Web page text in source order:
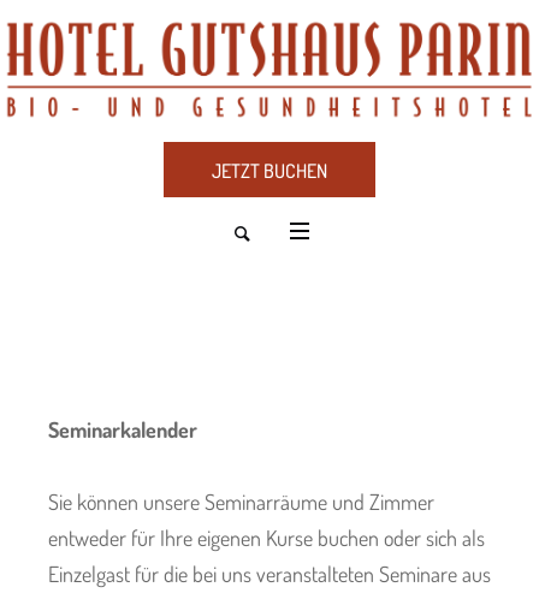
JETZT BUCHEN
Seminarkalender
Sie können unsere Seminarräume und Zimmer
entweder für Ihre eigenen Kurse buchen oder sich als
Einzelgast für die bei uns veranstalteten Seminare aus